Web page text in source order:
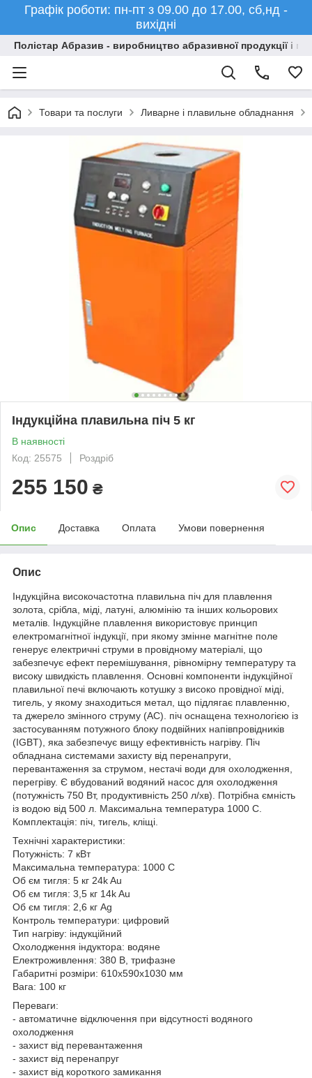
Графік роботи: пн-пт з 09.00 до 17.00, сб,нд -
вихідні
Полістар Абразив - виробництво абразивної продукції і
Товари та послуги Ливарне і плавильне обладнання
Індукційна плавильна піч 5 кг
В наявності
Код: 25575
Роздріб
255 150 ₴
Опис Доставка Оплата Умови повернення
Опис
Індукційна високочастотна плавильна піч для плавлення
золота, срібла, міді, латуні, алюмінію та інших кольорових
металів. Індукційне плавлення використовує принцип
електромагнітної індукції, при якому змінне магнітне поле
генерує електричні струми в провідному матеріалі, що
забезпечує ефект перемішування, рівномірну температуру та
високу швидкість плавлення. Основні компоненти індукційної
плавильної печі включають котушку з високо провідної міді,
тигель, у якому знаходиться метал, що підлягає плавленню,
та джерело змінного струму (AC). піч оснащена технологією із
застосуванням потужного блоку подвійних напівпровідників
(IGBT), яка забезпечує вищу ефективність нагріву. Піч
обладнана системами захисту від перенапруги,
перевантаження за струмом, нестачі води для охолодження,
перегріву. Є вбудований водяний насос для охолодження
(потужність 750 Вт, продуктивність 250 л/хв). Потрібна ємність
із водою від 500 л. Максимальна температура 1000 C.
Комплектація: піч, тигель, кліщі.
Технічні характеристики:
Потужність: 7 кВт
Максимальна температура: 1000 C
Об єм тигля: 5 кг 24k Au
Об єм тигля: 3,5 кг 14k Au
Об єм тигля: 2,6 кг Ag
Контроль температури: цифровий
Тип нагріву: індукційний
Охолодження індуктора: водяне
Електроживлення: 380 В, трифазне
Габаритні розміри: 610х590х1030 мм
Вага: 100 кг
Переваги:
- автоматичне відключення при відсутності водяного
охолодження
- захист від перевантаження
- захист від перенапруг
- захист від короткого замикання